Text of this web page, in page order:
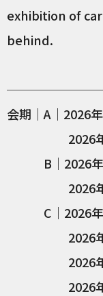
exhibition of
behind.
会期｜A｜2026
2026年9月
B｜2026年7
2026年9月
C｜2026年8
2026年9月5
2026年10
2026年11